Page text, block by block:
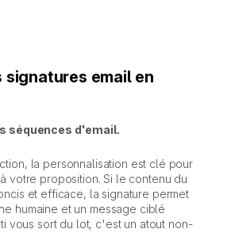
email en
séquences d'email.
la personnalisation est clé pour
votre proposition. Si le contenu du
et efficace, la signature permet
humaine et un message ciblé
vous sort du lot, c'est un atout non-